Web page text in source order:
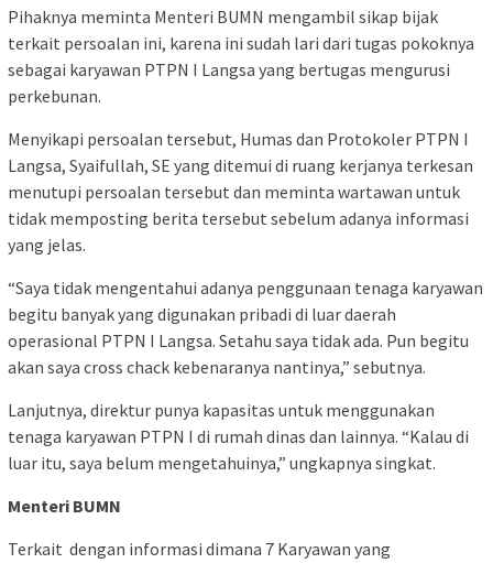
Pihaknya meminta Menteri BUMN mengambil sikap bijak
terkait persoalan ini, karena ini sudah lari dari tugas pokoknya
sebagai karyawan PTPN I Langsa yang bertugas mengurusi
perkebunan.
Menyikapi persoalan tersebut, Humas dan Protokoler PTPN I
Langsa, Syaifullah, SE yang ditemui di ruang kerjanya terkesan
menutupi persoalan tersebut dan meminta wartawan untuk
tidak memposting berita tersebut sebelum adanya informasi
yang jelas.
“Saya tidak mengentahui adanya penggunaan tenaga karyawan
begitu banyak yang digunakan pribadi di luar daerah
operasional PTPN I Langsa. Setahu saya tidak ada. Pun begitu
akan saya cross chack kebenaranya nantinya,” sebutnya.
Lanjutnya, direktur punya kapasitas untuk menggunakan
tenaga karyawan PTPN I di rumah dinas dan lainnya. “Kalau di
luar itu, saya belum mengetahuinya,” ungkapnya singkat.
Menteri BUMN
Terkait dengan informasi dimana 7 Karyawan yang